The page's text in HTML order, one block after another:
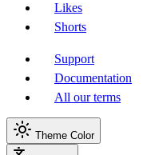
Likes
Shorts
Support
Documentation
All our terms
Theme Color